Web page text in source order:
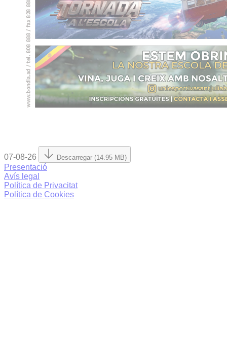
07-08-26 Descarregar (14.95 MB)
Presentació
Avís legal
Política de Privacitat
Política de Cookies